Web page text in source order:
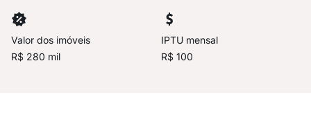
Valor dos imóveis
R$ 280 mil
IPTU mensal
R$ 100